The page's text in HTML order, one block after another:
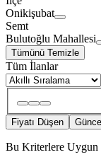
Onikişubat
Semt
Bulutoğlu Mahallesi
Tümünü Temizle
Tüm İlanlar
Fiyatı Düşen
Bu Kriterlere Uygun